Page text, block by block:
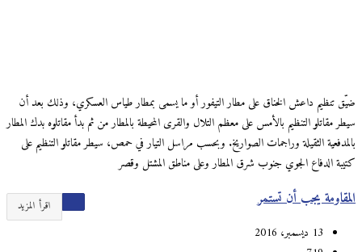
ضيّق تنظيم داعش الخناق على مطار التيفور أو ما يسمى بمطار طياس العسكري، وذلك بعد أن
سيطر مقاتلو التنظيم بالأمس على معظم التلال والقرى المحيطة بالمطار من ثم بدأ مقاتلوه بدك المطار
بالمدفعية الثقيلة وراجمات الصواريخ. وبحسب مراسل التيار في حمص، سيطر مقاتلو التنظيم على
كتيبة الدفاع الجوي جنوب شرق المطار وعلى مناطق المشتل وقصر
اقرأ المزيد المقاومة يجب أن تستمر
13 ديسمبر، 2016